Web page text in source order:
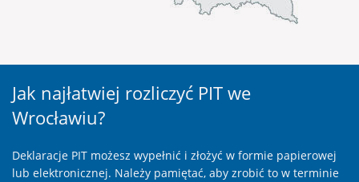
Jak najłatwiej rozliczyć PIT we
Wrocławiu?
Deklaracje PIT możesz wypełnić i złożyć w formie papierowej
lub elektronicznej. Należy pamiętać, aby zrobić to w terminie